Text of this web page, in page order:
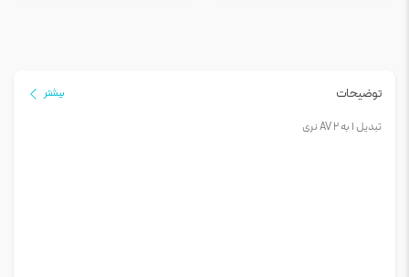
توضیحات بیشتر
تبدیل 1 به 2 AV نری